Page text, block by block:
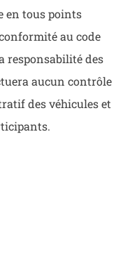
en tous points
au code
responsabilité des
aucun contrôle
des véhicules et